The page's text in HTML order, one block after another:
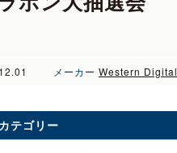
メーカー Western Digital
カテゴリー